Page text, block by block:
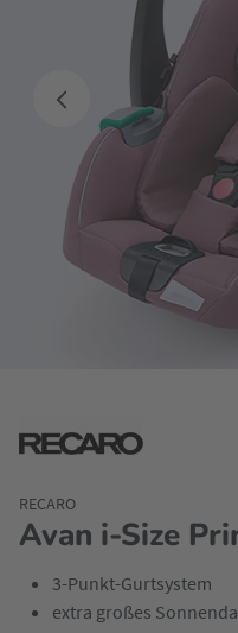
Avan i-Size
RECARO
3-Punkt-Gurtsystem
extra großes